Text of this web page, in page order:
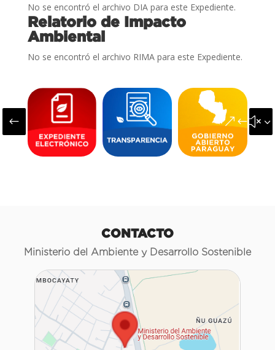
No se encontró el archivo DIA para este Expediente.
Relatorio de Impacto
Ambiental
No se encontró el archivo RIMA para este Expediente.
#
CONTACTO
Ministerio del Ambiente y Desarrollo Sostenible